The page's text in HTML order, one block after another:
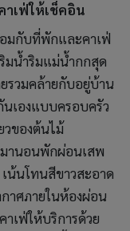
าเฟ่ให้เช็คอิน
มกับที่พักและคาเฟ่
มน้ำริมแม่น้ำกกสุด
ยรวมคล้ายกับอยู่บ้าน
เองแบบครอบครัว
ของต้นไม้
มานอนพักผ่อนเสพ
น้นโทนสีขาวสะอาด
าศภายในห้องผ่อน
เฟ่ให้บริการด้วย